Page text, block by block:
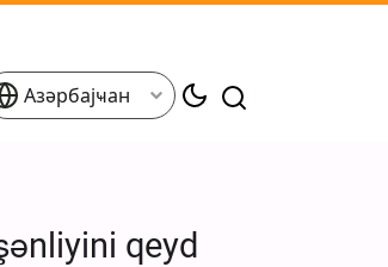
Азәрбајҹан
qeyd